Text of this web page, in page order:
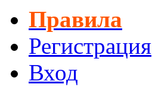
Правила
Регистрация
Вход